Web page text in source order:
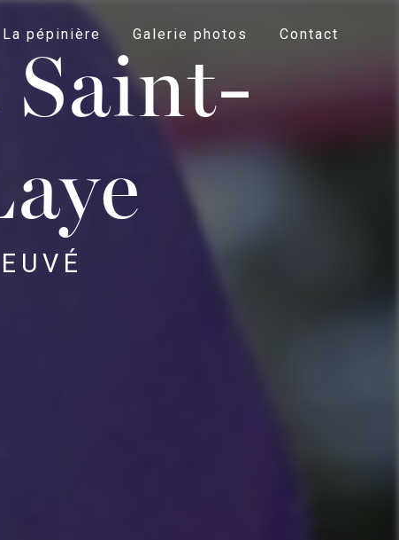
La pépinière Galerie photos Contact
Saint-